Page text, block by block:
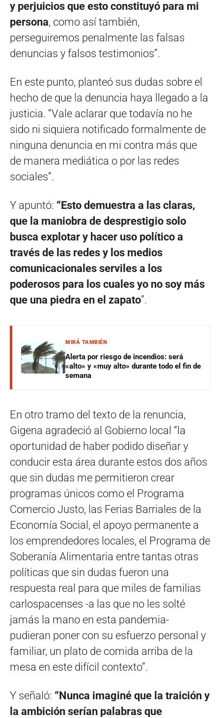
y perjuicios que esto constituyó para mi
persona, como así también,
perseguiremos penalmente las falsas
denuncias y falsos testimonios”.
En este punto, planteó sus dudas sobre el
hecho de que la denuncia haya llegado a la
justicia. “Vale aclarar que todavía no he
sido ni siquiera notificado formalmente de
ninguna denuncia en mi contra más que
de manera mediática o por las redes
sociales”.
Y apuntó: “Esto demuestra a las claras,
que la maniobra de desprestigio solo
busca explotar y hacer uso político a
través de las redes y los medios
comunicacionales serviles a los
poderosos para los cuales yo no soy más
que una piedra en el zapato”.
MIRÁ TAMBIÉN
Alerta por riesgo de incendios: será
«alto» y «muy alto» durante todo el fin de
semana
En otro tramo del texto de la renuncia,
Gigena agradeció al Gobierno local “la
oportunidad de haber podido diseñar y
conducir esta área durante estos dos años
que sin dudas me permitieron crear
programas únicos como el Programa
Comercio Justo, las Ferias Barriales de la
Economía Social, el apoyo permanente a
los emprendedores locales, el Programa de
Soberanía Alimentaria entre tantas otras
políticas que sin dudas fueron una
respuesta real para que miles de familias
carlospacenses -a las que no les solté
jamás la mano en esta pandemia-
pudieran poner con su esfuerzo personal y
familiar, un plato de comida arriba de la
mesa en este difícil contexto”.
Y señaló: “Nunca imaginé que la traición y
la ambición serían palabras que